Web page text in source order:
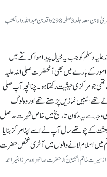
(الطبقات الکبریٰ لابن سعد جلد 3 صفحہ 298 واقد بن عبداللہ دارالکتب
وسلم کو جب یہ خیال پیدا ہوا کہ مکّے میں
امور کے بارے میں بھی آنحضرت صلی اللہ علیہ
جو مرکزی حیثیت رکھتا ہو۔ چنانچہ آپ صلی
تھے، یہیں نمازیں پڑھتے تھے اور وہ لوگ
وجہ سے یہ مکان تاریخ میں خاص شہرت حاصل
بعثت کے چوتھے سال آپ نے اسے اپنا مرکز بنایا
میں اسلام لانے والوں میں آخری شخص حضرت
از سیرت خاتم النبیینؐ از حضرت صاحبزادہ مرزا بشیر احمد